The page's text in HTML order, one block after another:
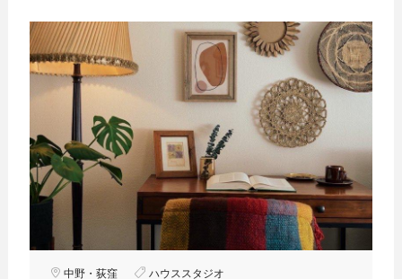
中野・荻窪 ハウススタジオ